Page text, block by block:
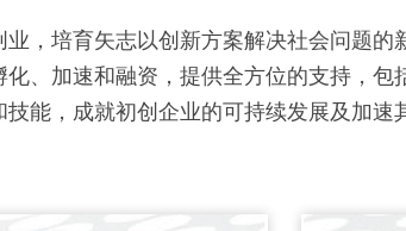
，培育矢志以创新方案解决社会问题
、加速和融资，提供全方位的支持，
能，成就初创企业的可持续发展及加速